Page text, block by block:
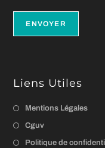
Liens Utiles
Mentions Légales
Cguv
Politique de